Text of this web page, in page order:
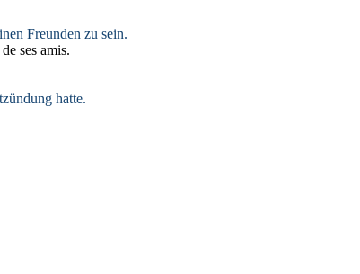
Freunden zu sein.
ses amis.
hatte.